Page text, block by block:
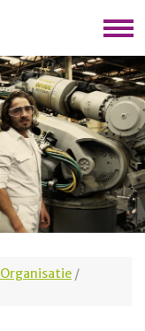
Organisatie /